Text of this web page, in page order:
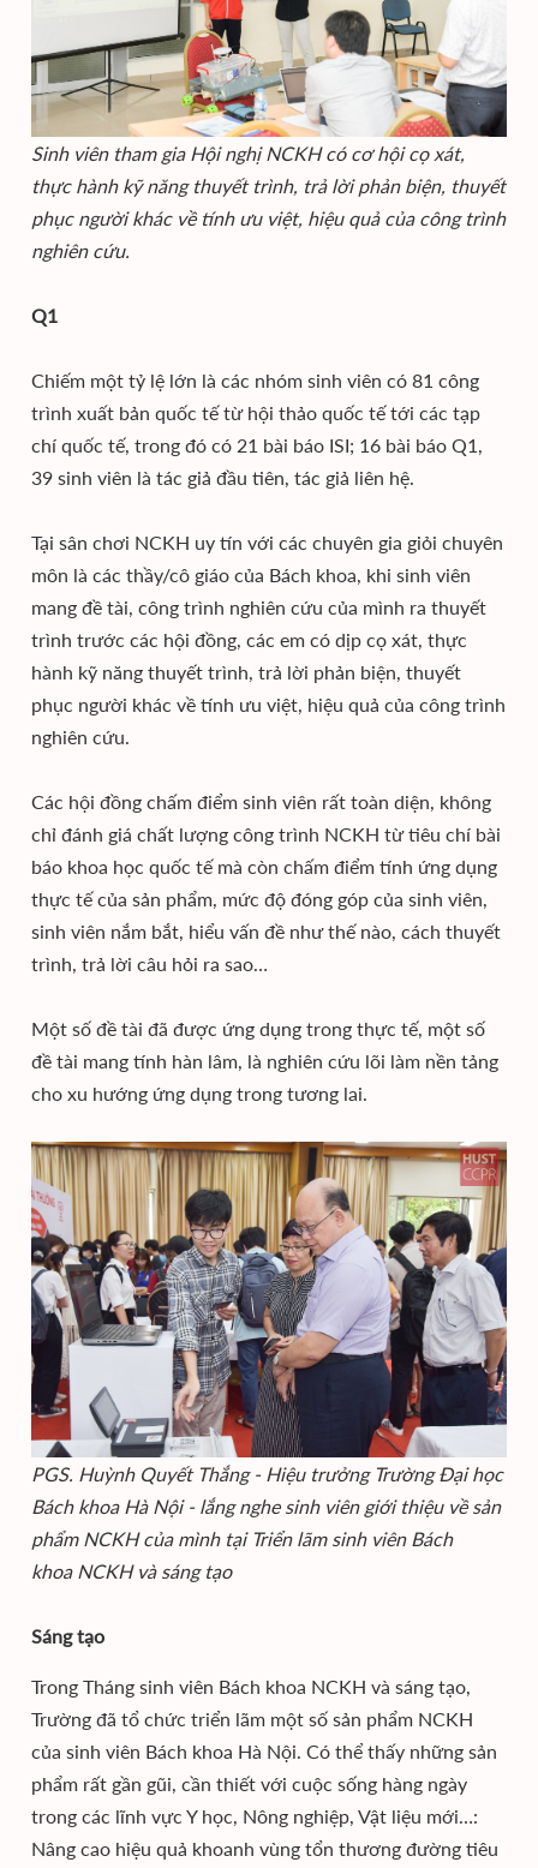
Sinh viên tham gia Hội nghị NCKH có cơ hội cọ xát,
thực hành kỹ năng thuyết trình, trả lời phản biện, thuyết
phục người khác về tính ưu việt, hiệu quả của công trình
nghiên cứu.
Q1
Chiếm một tỷ lệ lớn là các nhóm sinh viên có 81 công
trình xuất bản quốc tế từ hội thảo quốc tế tới các tạp
chí quốc tế, trong đó có 21 bài báo ISI; 16 bài báo Q1,
39 sinh viên là tác giả đầu tiên, tác giả liên hệ.
Tại sân chơi NCKH uy tín với các chuyên gia giỏi chuyên
môn là các thầy/cô giáo của Bách khoa, khi sinh viên
mang đề tài, công trình nghiên cứu của mình ra thuyết
trình trước các hội đồng, các em có dịp cọ xát, thực
hành kỹ năng thuyết trình, trả lời phản biện, thuyết
phục người khác về tính ưu việt, hiệu quả của công trình
nghiên cứu.
Các hội đồng chấm điểm sinh viên rất toàn diện, không
chỉ đánh giá chất lượng công trình NCKH từ tiêu chí bài
báo khoa học quốc tế mà còn chấm điểm tính ứng dụng
thực tế của sản phẩm, mức độ đóng góp của sinh viên,
sinh viên nắm bắt, hiểu vấn đề như thế nào, cách thuyết
trình, trả lời câu hỏi ra sao…
Một số đề tài đã được ứng dụng trong thực tế, một số
đề tài mang tính hàn lâm, là nghiên cứu lõi làm nền tảng
cho xu hướng ứng dụng trong tương lai.
PGS. Huỳnh Quyết Thắng - Hiệu trưởng Trường Đại học
Bách khoa Hà Nội - lắng nghe sinh viên giới thiệu về sản
phẩm NCKH của mình tại Triển lãm sinh viên Bách
khoa NCKH và sáng tạo
Sáng tạo
Trong Tháng sinh viên Bách khoa NCKH và sáng tạo,
Trường đã tổ chức triển lãm một số sản phẩm NCKH
của sinh viên Bách khoa Hà Nội. Có thể thấy những sản
phẩm rất gần gũi, cần thiết với cuộc sống hàng ngày
trong các lĩnh vực Y học, Nông nghiệp, Vật liệu mới…:
Nâng cao hiệu quả khoanh vùng tổn thương đường tiêu